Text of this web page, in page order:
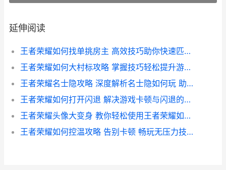
延伸阅读
王者荣耀如何找单挑房主 高效技巧助你快速匹配单挑对手攻略
王者荣耀如何大村标攻略 掌握技巧轻松提升游戏标识度
王者荣耀名士隐攻略 深度解析名士隐如何玩 助你轻松上分
王者荣耀如何打开闪退 解决游戏卡顿与闪退的实用技巧解析
王者荣耀头像大变身 教你轻松使用王者荣耀如何改头像软件 打造个性形象指南
王者荣耀如何控温攻略 告别卡顿 畅玩无压力技巧解析